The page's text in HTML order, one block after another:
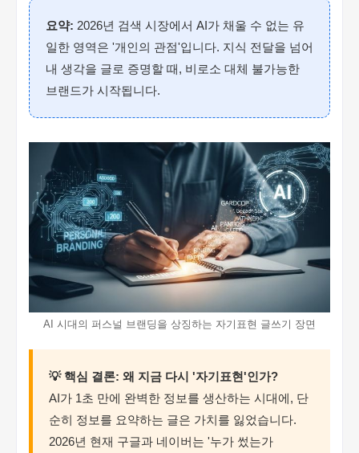
요약: 2026년 검색 시장에서 AI가 채울 수 없는 유
일한 영역은 '개인의 관점'입니다. 지식 전달을 넘어
내 생각을 글로 증명할 때, 비로소 대체 불가능한
브랜드가 시작됩니다.
AI 시대의 퍼스널 브랜딩을 상징하는 자기표현 글쓰기 장면
💡 핵심 결론: 왜 지금 다시 '자기표현'인가?
AI가 1초 만에 완벽한 정보를 생산하는 시대에, 단
순히 정보를 요약하는 글은 가치를 잃었습니다.
2026년 현재 구글과 네이버는 '누가 썼는가